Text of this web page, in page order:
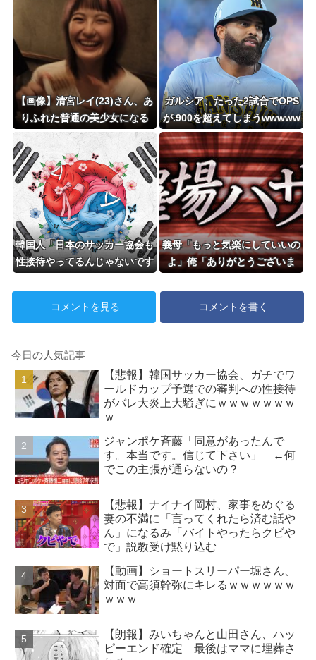
ョン動画
【画像】清宮レイ(23)さん、あ
りふれた普通の美少女になる
ガルシア、たった2試合でOPS
が.900を超えてしまうwwwww
wwwww
韓国人「日本のサッカー協会も
性接待やってるんじゃないです
義母「もっと気楽にしていいの
よ」俺「ありがとうございま
コメントを見る
コメントを書く
今日の人気記事
【悲報】韓国サッカー協会、ガチでワ
ールドカップ予選での審判への性接待
がバレ大炎上大騒ぎにｗｗｗｗｗｗｗ
ｗ
ジャンポケ斉藤「同意があったんで
す。本当です。信じて下さい」 ←何
でこの主張が通らないの？
【悲報】ナイナイ岡村、家事をめぐる
妻の不満に「言ってくれたら済む話や
ん」になるみ「バイトやったらクビや
で」説教受け黙り込む
【動画】ショートスリーパー堀さん、
対面で高須幹弥にキレるｗｗｗｗｗｗ
ｗｗｗ
【朗報】みいちゃんと山田さん、ハッ
ピーエンド確定 最後はママに埋葬さ